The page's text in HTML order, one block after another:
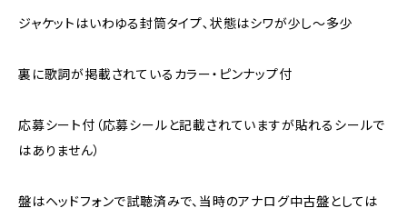
ジャケットはいわゆる封筒タイプ､状態はシワが少し～多少
裏に歌詞が掲載されているカラー・ピンナップ付
応募シート付（応募シールと記載されていますが貼れるシールで
はありません）
盤はヘッドフォンで試聴済みで、当時のアナログ中古盤としては